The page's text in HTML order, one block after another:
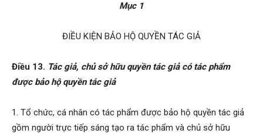
Mục 1
ĐIỀU KIỆN BẢO HỘ QUYỀN TÁC GIẢ
Điều 13. Tác giả, chủ sở hữu quyền tác giả có tác phẩm
được bảo hộ quyền tác giả
1. Tổ chức, cá nhân có tác phẩm được bảo hộ quyền tác giả
gồm người trực tiếp sáng tạo ra tác phẩm và chủ sở hữu